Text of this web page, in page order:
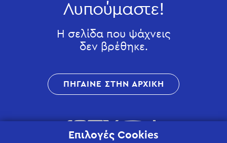
Λυπούμαστε!
Η σελίδα που ψάχνεις
δεν βρέθηκε.
ΠΗΓΑΙΝΕ ΣΤΗΝ ΑΡΧΙΚΗ
Επιλογές Cookies